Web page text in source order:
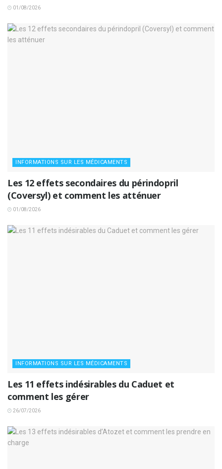
01/08/2026
INFORMATIONS SUR LES MÉDICAMENTS
Les 12 effets secondaires du périndopril
(Coversyl) et comment les atténuer
01/08/2026
INFORMATIONS SUR LES MÉDICAMENTS
Les 11 effets indésirables du Caduet et
comment les gérer
26/07/2026